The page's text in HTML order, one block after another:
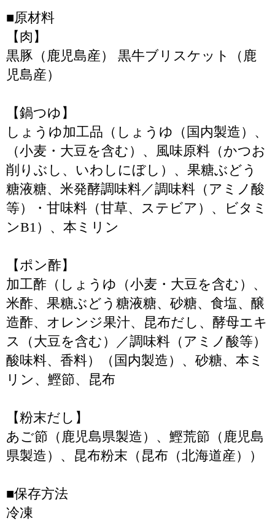
■原材料
【肉】
黒豚（鹿児島産） 黒牛ブリスケット（鹿
児島産）
【鍋つゆ】
しょうゆ加工品（しょうゆ（国内製造）、
（小麦・大豆を含む）、風味原料（かつお
削りぶし、いわしにぼし）、果糖ぶどう
糖液糖、米発酵調味料／調味料（アミノ酸
等）・甘味料（甘草、ステビア）、ビタミ
ンB1）、本ミリン
【ポン酢】
加工酢（しょうゆ（小麦・大豆を含む）、
米酢、果糖ぶどう糖液糖、砂糖、食塩、醸
造酢、オレンジ果汁、昆布だし、酵母エキ
ス（大豆を含む）／調味料（アミノ酸等）
酸味料、香料）（国内製造）、砂糖、本ミ
リン、鰹節、昆布
【粉末だし】
あご節（鹿児島県製造）、鰹荒節（鹿児島
県製造）、昆布粉末（昆布（北海道産））
■保存方法
冷凍